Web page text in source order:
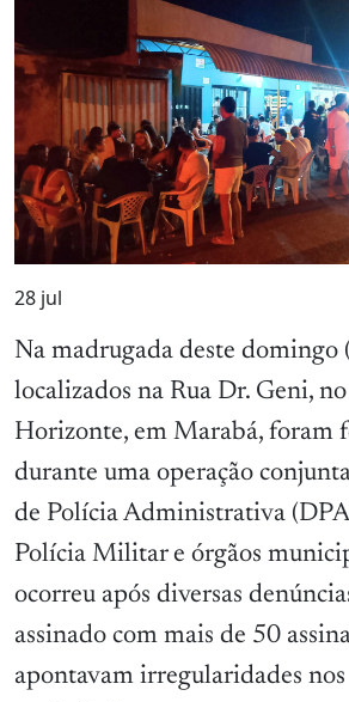
28 jul
Na madrugada deste domingo
localizados na Rua Dr. Geni,
Horizonte, em Marabá, foram
durante uma operação
de Polícia Administrativa
Polícia Militar e órgãos
ocorreu após diversas
assinado com mais de 50
apontavam irregularidades nos